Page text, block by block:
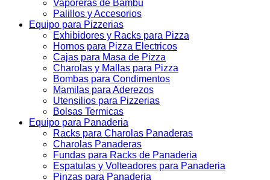
Vaporeras de Bambu
Palillos y Accesorios
Equipo para Pizzerias
Exhibidores y Racks para Pizza
Hornos para Pizza Electricos
Cajas para Masa de Pizza
Charolas y Mallas para Pizza
Bombas para Condimentos
Mamilas para Aderezos
Utensilios para Pizzerias
Bolsas Termicas
Equipo para Panaderia
Racks para Charolas Panaderas
Charolas Panaderas
Fundas para Racks de Panaderia
Espatulas y Volteadores para Panaderia
Pinzas para Panaderia